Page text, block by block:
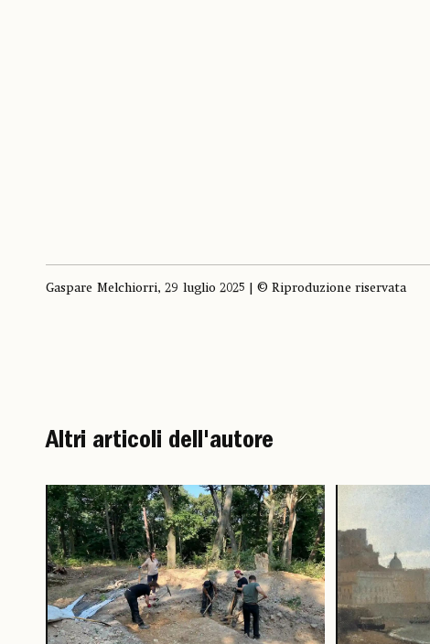
Gaspare Melchiorri, 29 luglio 2025 | © Riproduzione riservata
Altri articoli dell'autore